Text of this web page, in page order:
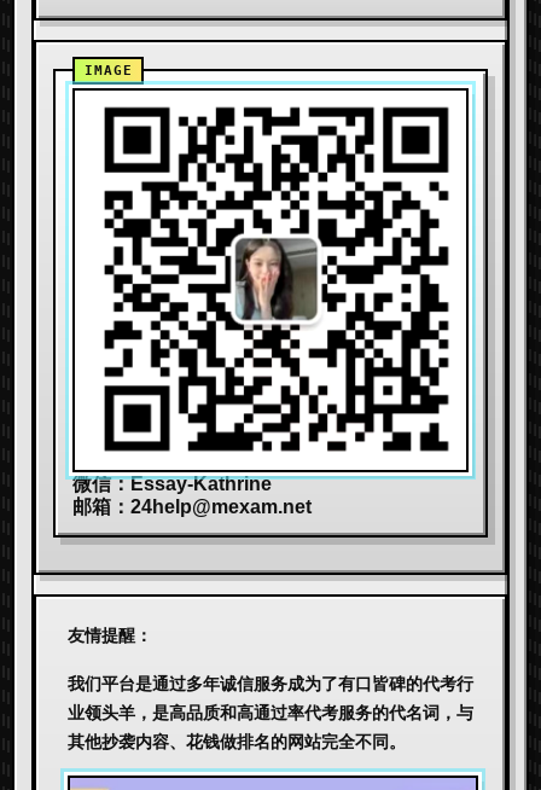
微信：Essay-Kathrine
邮箱： 24help@mexam.net
友情提醒：
我们平台是通过多年诚信服务成为了有口皆碑的代考行
业领头羊，是高品质和高通过率代考服务的代名词，与
其他抄袭内容、花钱做排名的网站完全不同。